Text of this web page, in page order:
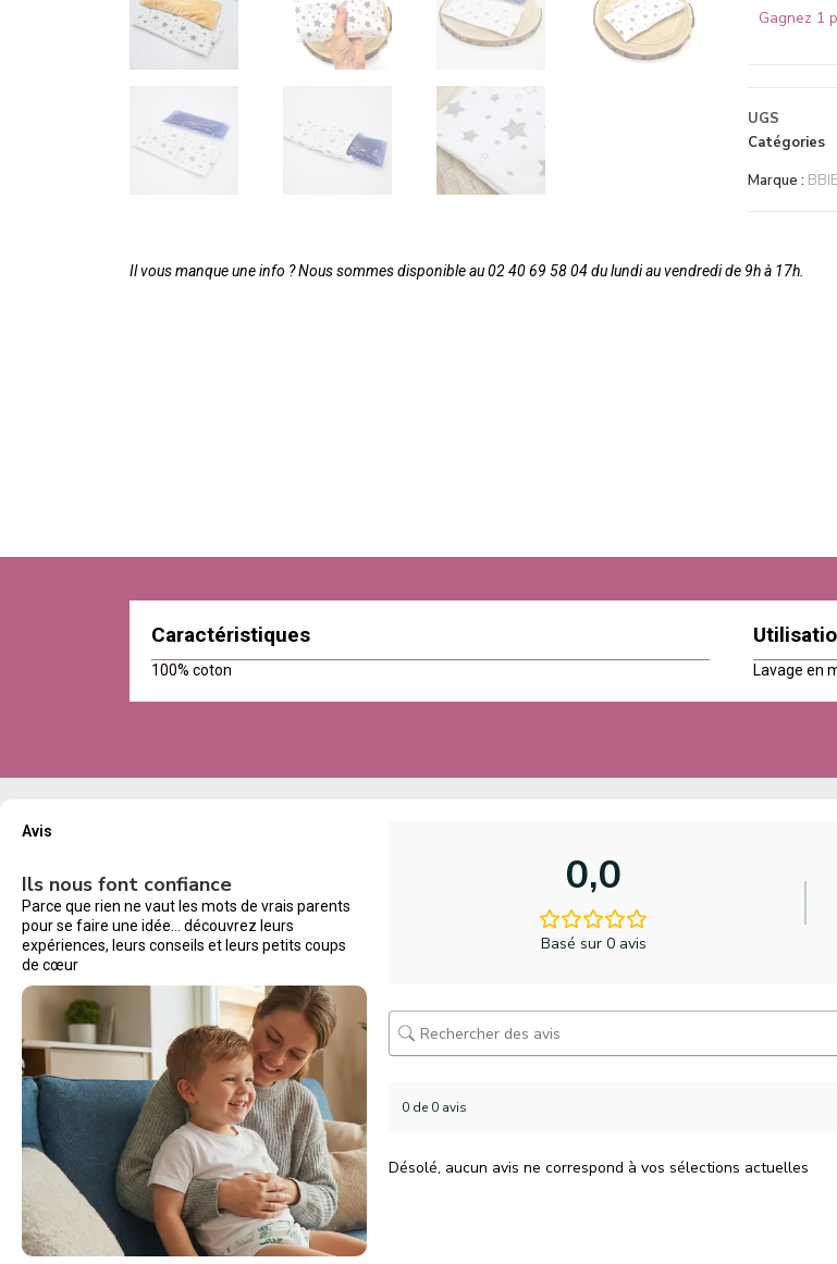
Gagnez 1
UGS
Catégories
Marque :
Il vous manque une info ? Nous sommes disponible au 02 40 69 58 04 du lundi au vendredi de 9h à 17h.
Caractéristiques
100% coton Lavage en
Avis
Ils nous font confiance
Parce que rien ne vaut les mots de vrais parents
pour se faire une idée… découvrez leurs
expériences, leurs conseils et leurs petits coups
de cœur
0,0
Basé sur 0 avis
0 de 0 avis
Désolé, aucun avis ne correspond à vos sélections actuelles